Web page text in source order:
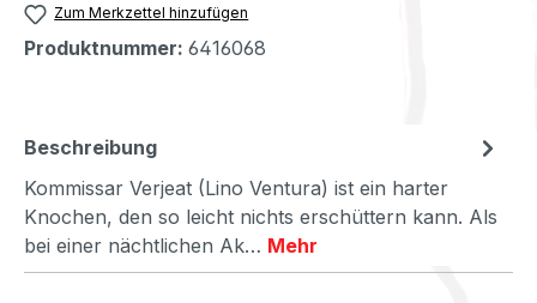
Zum Merkzettel hinzufügen
Produktnummer: 6416068
Beschreibung
Kommissar Verjeat (Lino Ventura) ist ein harter
Knochen, den so leicht nichts erschüttern kann. Als
bei einer nächtlichen Ak… Mehr